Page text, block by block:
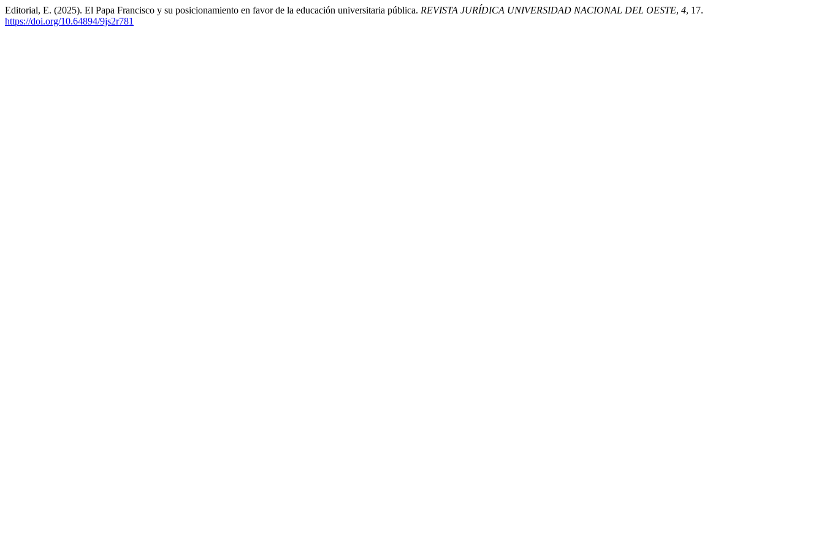
Editorial, E. (2025). El Papa Francisco y su posicionamiento en favor de la educación universitaria pública. REVISTA JURÍDICA UNIVERSIDAD NACIONAL DEL OESTE, 4, 17.
https://doi.org/10.64894/9js2r781